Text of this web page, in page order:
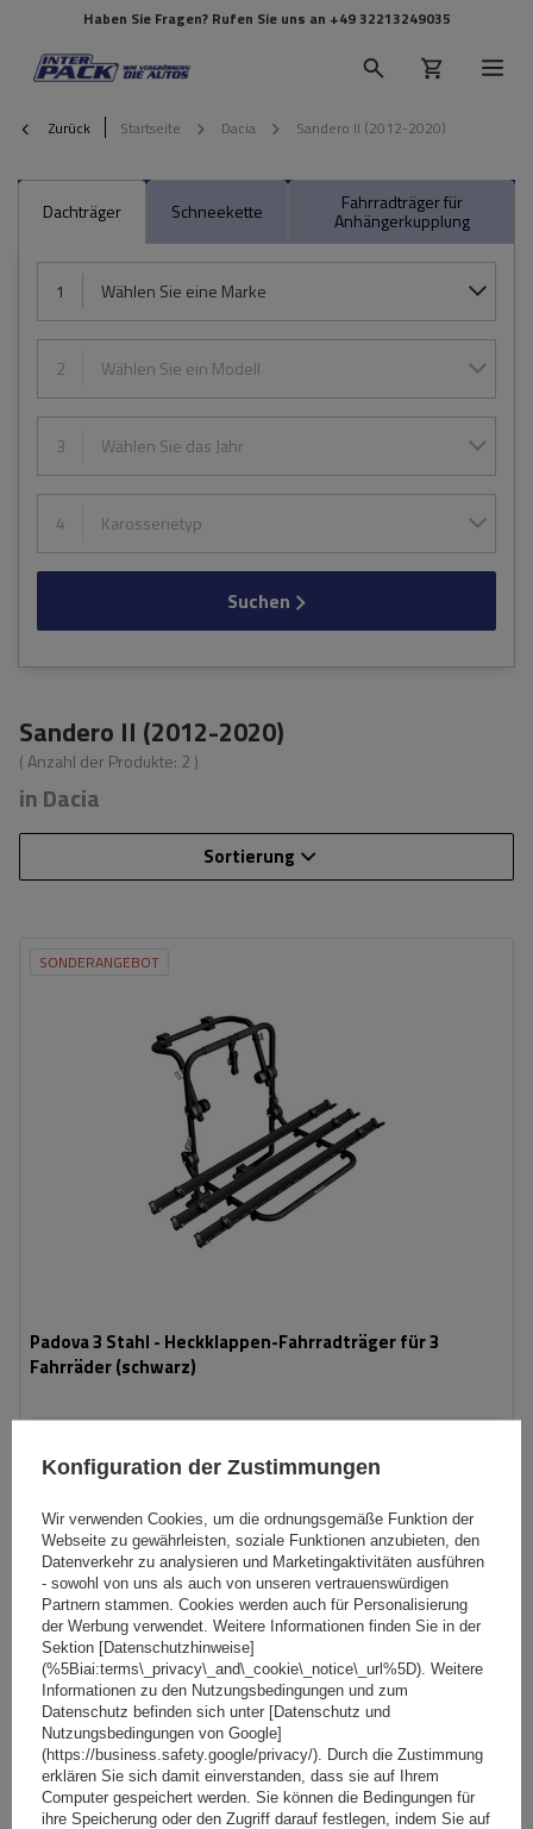
Haben Sie Fragen? Rufen Sie uns an +49 32213249035
Zurück Startseite Dacia Sandero II (2012-2020)
Dachträger Schneekette Fahrradträger für
Anhängerkupplung
1 Wählen Sie eine Marke
2 Wählen Sie ein Modell
3 Wählen Sie das Jahr
4 Karosserietyp
Suchen
Sandero II (2012-2020)
( Anzahl der Produkte: 2 )
in Dacia
Sortierung
SONDERANGEBOT
Padova 3 Stahl - Heckklappen-Fahrradträger für 3
Fahrräder (schwarz)
universelles Montagesystem
kompatibel mit allen Karosseriearten
139,99 € inkl. MwSt
Niedrigster Preis in 30 Tagen vor Rabatt:166,99 €-16%
Große Menge verfügbar
Wir versenden schon am 11. August
In den
Warenkorb
SONDERANGEBOT
Fassungsvermögen: Fahrräder:
2
Maximales Fahrradgewicht:
22,5 kg
Nutzlast der Haltebügel:
45 kg
kompatibel mit Elektrofahrrädern
Aluminiumkonstruktion
Konfiguration der Zustimmungen
Wir verwenden Cookies, um die ordnungsgemäße Funktion der
Webseite zu gewährleisten, soziale Funktionen anzubieten, den
Datenverkehr zu analysieren und Marketingaktivitäten ausführen
- sowohl von uns als auch von unseren vertrauenswürdigen
Partnern stammen. Cookies werden auch für Personalisierung
der Werbung verwendet. Weitere Informationen finden Sie in der
Sektion [Datenschutzhinweise]
(%5Biai:terms\_privacy\_and\_cookie\_notice\_url%5D). Weitere
Informationen zu den Nutzungsbedingungen und zum
Datenschutz befinden sich unter [Datenschutz und
Nutzungsbedingungen von Google]
(https://business.safety.google/privacy/). Durch die Zustimmung
erklären Sie sich damit einverstanden, dass sie auf Ihrem
Computer gespeichert werden. Sie können die Bedingungen für
ihre Speicherung oder den Zugriff darauf festlegen, indem Sie auf